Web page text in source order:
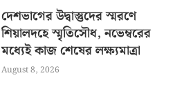
দেশভাগের উদ্বাস্তুদের স্মরণে
শিয়ালদহে স্মৃতিসৌধ, নভেম্বরের
মধ্যেই কাজ শেষের লক্ষ্যমাত্রা
August 8, 2026